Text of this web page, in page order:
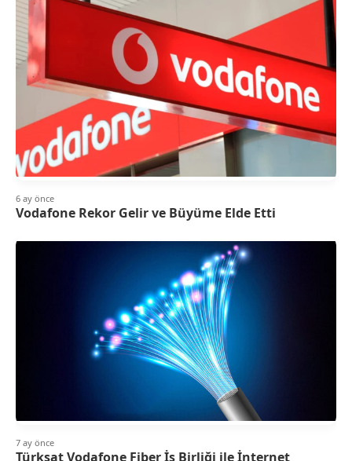
6 ay önce
Vodafone Rekor Gelir ve Büyüme Elde Etti
7 ay önce
Türksat Vodafone Fiber İş Birliği ile İnternet